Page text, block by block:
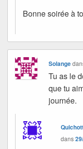
Bonne soirée à
Solange
Tu as le
que tu
journée.
dans